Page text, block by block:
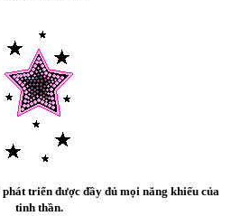
triển được đầy đủ mọi năng khiếu của
tinh thần.